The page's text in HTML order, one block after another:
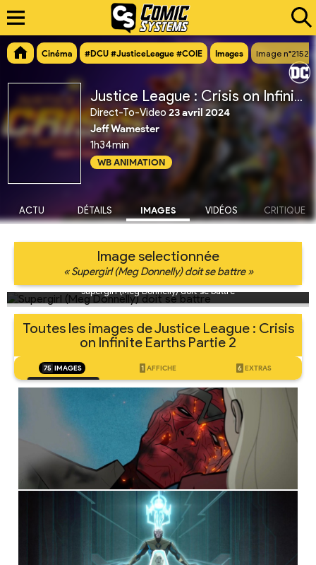
Cinéma #DCU #JusticeLeague #COIE Images Image n°21524
Justice League : Crisis on Infinite Earths Partie 2
Direct-To-Video 23 avril 2024
Jeff Wamester
1h34min
WB ANIMATION
ACTU DÉTAILS IMAGES VIDÉOS CRITIQUE
Image selectionnée
« Supergirl (Meg Donnelly) doit se battre »
Supergirl (Meg Donnelly) doit se battre
Toutes les images de Justice League : Crisis
on Infinite Earths Partie 2
75 IMAGES 1 AFFICHE 6 EXTRAS